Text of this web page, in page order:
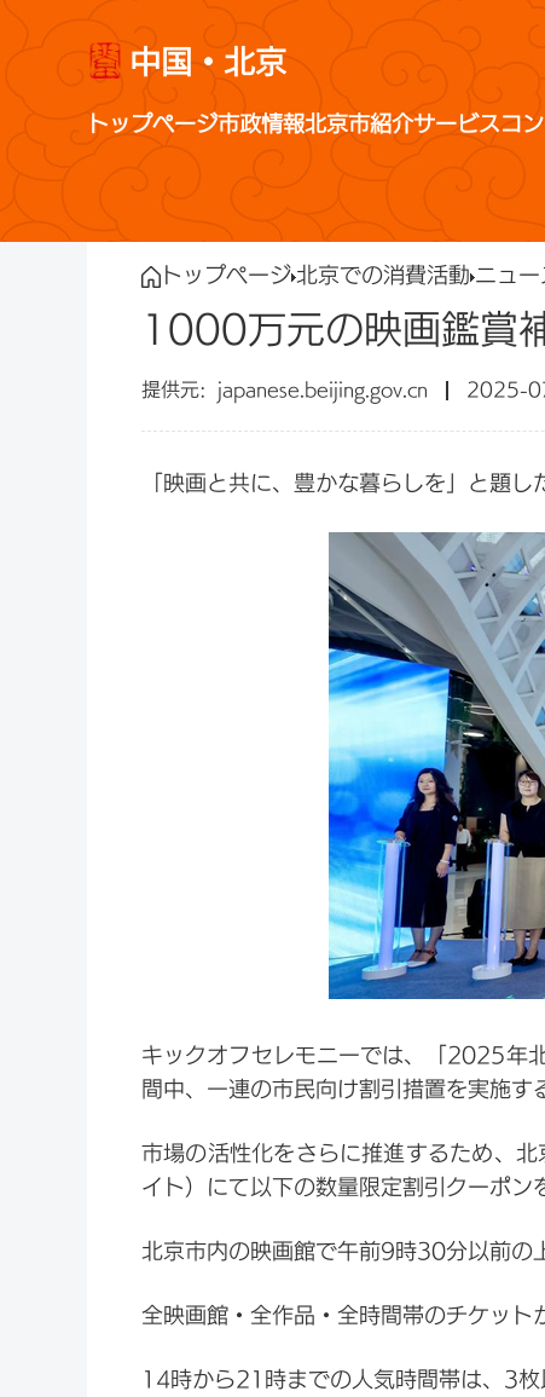
中国・北京
トップページ市政情報北京市紹介サービスコ
トップページ北京での消費活動 ニュー
1000万元の映画鑑賞
japanese.beijing.gov.cn 2025-
「映画と共に、豊かな暮らしを」と題
キックオフセレモニーでは、「2025年
間中、一連の市民向け割引措置を実施す
市場の活性化をさらに推進するため、
イト）にて以下の数量限定割引クーポン
北京市内の映画館で午前9時30分以前の
全映画館・全作品・全時間帯のチケット
14時から21時までの人気時間帯は、3